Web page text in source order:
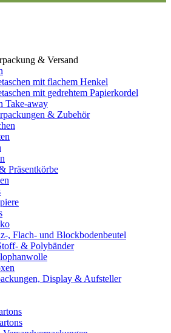
& Versand
mit flachem Henkel
mit gedrehtem Papierkordel
Take-away
& Zubehör
Präsentkörbe
, Flach- und Blockbodenbeutel
& Polybänder
Display & Aufsteller